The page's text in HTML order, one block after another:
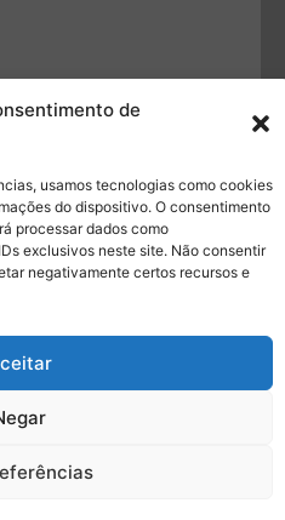
de
usamos tecnologias como cookies
do dispositivo. O consentimento
processar dados como
exclusivos neste site. Não consentir
negativamente certos recursos e